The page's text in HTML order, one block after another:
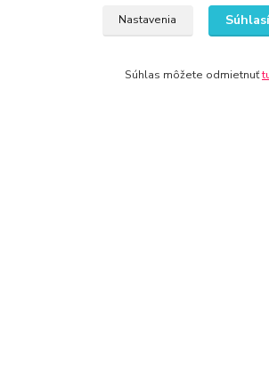
Nastavenia
Súhlas môžete odmietnuť